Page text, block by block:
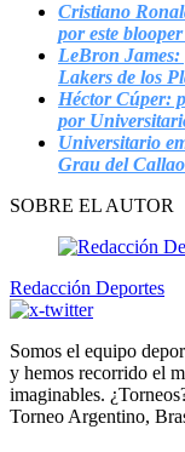
Cristiano
por este
LeBron James:
Lakers de los
Héctor Cúper:
por
Universitario
Grau del
SOBRE EL AUTOR
Redacción Deportes
Somos el equipo
y hemos recorrido el
imaginables.
Torneo Argentino,